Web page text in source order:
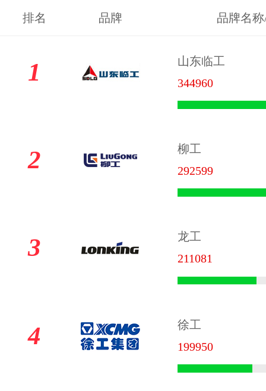
排名 品牌 品牌名
1
山东临工
344960
2
柳工
292599
3
龙工
211081
4
徐工
199950